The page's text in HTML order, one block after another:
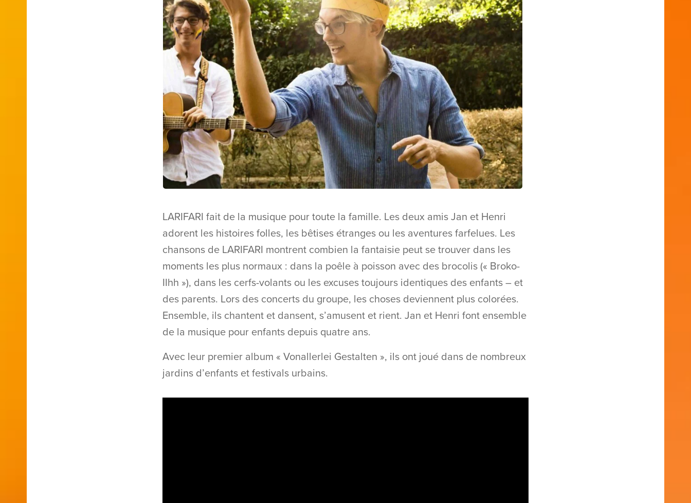
LARIFARI fait de la musique pour toute la famille. Les deux amis Jan et Henri
adorent les histoires folles, les bêtises étranges ou les aventures farfelues. Les
chansons de LARIFARI montrent combien la fantaisie peut se trouver dans les
moments les plus normaux : dans la poêle à poisson avec des brocolis (« Broko-
IIhh »), dans les cerfs-volants ou les excuses toujours identiques des enfants – et
des parents. Lors des concerts du groupe, les choses deviennent plus colorées.
Ensemble, ils chantent et dansent, s’amusent et rient. Jan et Henri font ensemble
de la musique pour enfants depuis quatre ans.
Avec leur premier album « Vonallerlei Gestalten », ils ont joué dans de nombreux
jardins d’enfants et festivals urbains.